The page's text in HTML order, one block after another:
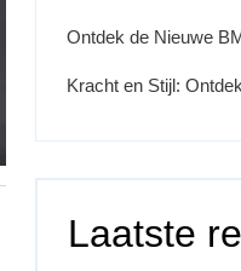
Ontdek de Nieuwe
Kracht en Stijl:
Laatste